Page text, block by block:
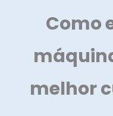
Como
melhor